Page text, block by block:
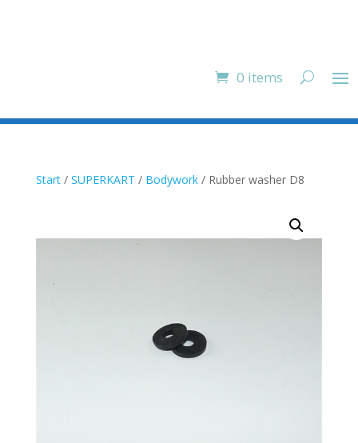
0 items
Start/ SUPERKART / Bodywork/ Rubber washer D8